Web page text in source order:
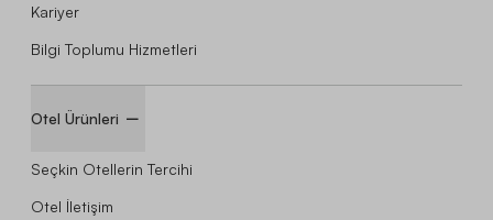
Kariyer
Bilgi Toplumu Hizmetleri
Otel Ürünleri
Seçkin Otellerin Tercihi
Otel İletişim